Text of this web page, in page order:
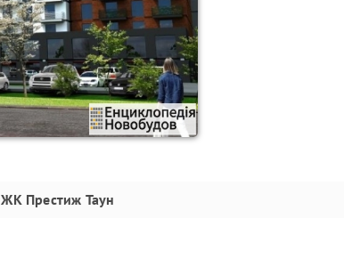
ЖК Престиж Таун